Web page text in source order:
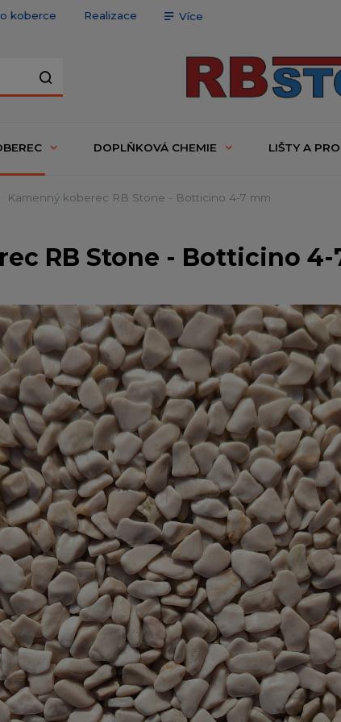
koberce Realizace Více
DOPLŇKOVÁ CHEMIE LIŠTY A
Kamenný koberec RB Stone - Botticino 4-7 mm
RB Stone - Botticino 4-